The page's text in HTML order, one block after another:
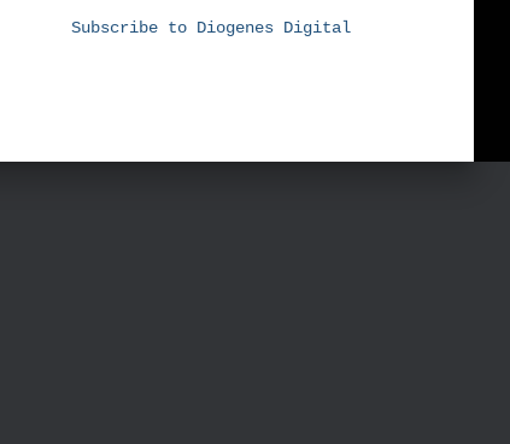
Subscribe to Diogenes Digital